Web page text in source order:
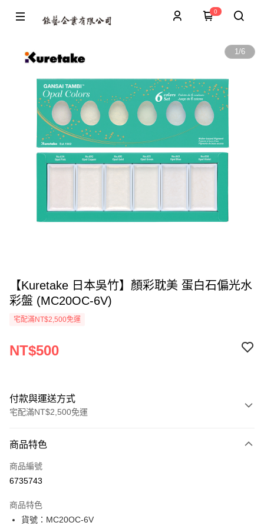
0
1/6
【Kuretake 日本吳竹】顏彩耽美 蛋白石偏光水
彩盤 (MC20OC-6V)
宅配滿NT$2,500免運
NT$500
付款與運送方式
宅配滿NT$2,500免運
信用卡一次付款
Apple Pay
悠遊付
商品特色
商品編號
6735743
商品特色
貨號：MC20OC-6V